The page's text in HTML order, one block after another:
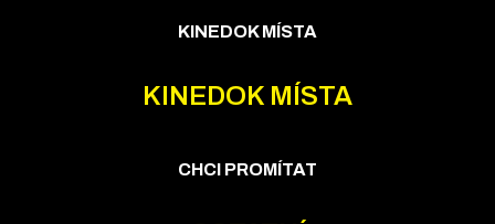
KINEDOK MÍSTA
KINEDOK MÍSTA
CHCI PROMÍTAT